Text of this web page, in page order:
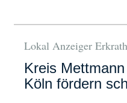
Lokal Anzeiger Erkrath
Kreis
Köln fördern